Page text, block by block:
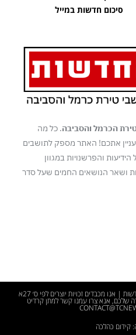
סיכום חדשות במייל
הכרמל והסביבה. כל מה
אתכם! האתר מספק לתושבים
והפרשנויות במגוון
ושאר הנושאים החמים שעל סדר
2023 © כל הזכויות שמורות - בראש החדשות | אנו מכבדים זכויות יוצרים לפי ס׳ 27א
שלכם, אנא צרו עמנו קשר למתן קרדיט
קידום כהלכה